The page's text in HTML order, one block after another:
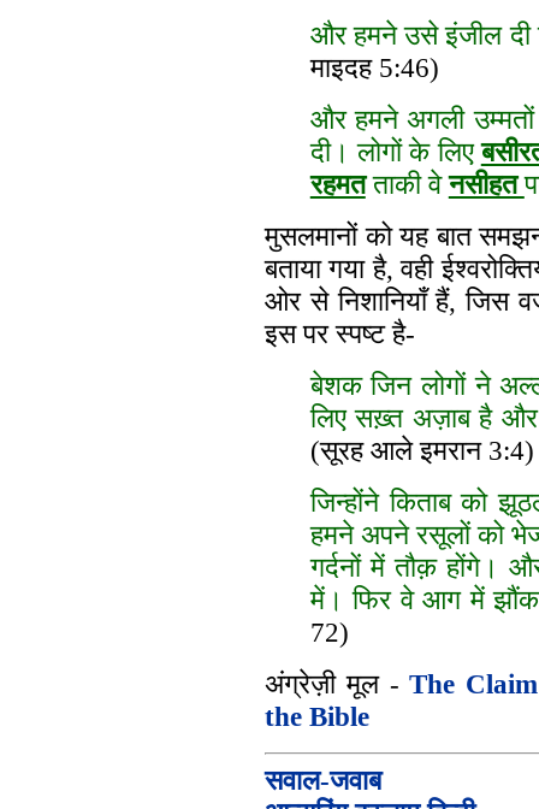
और हमने उसे इंजील
माइदह 5:46)
और हमने अगली
दी। लोगों के लिए
रहमतताकी वेनसीहत
मुसलमानों को यह बात
बताया गया है, वही
ओर से निशानियाँ हैं, जिस
इस पर स्पष्ट है-
बेशक जिन लोगों ने
लिए सख़्त अज़ाब है
(सूरह आले इमरान 3:4)
जिन्होंने किताब को
हमने अपने रसूलों को
गर्दनों में तौक़ होंगे।
में। फिर वे आग में
72)
अंग्रेज़ी मूल -The
the Bible
सवाल-जवाब